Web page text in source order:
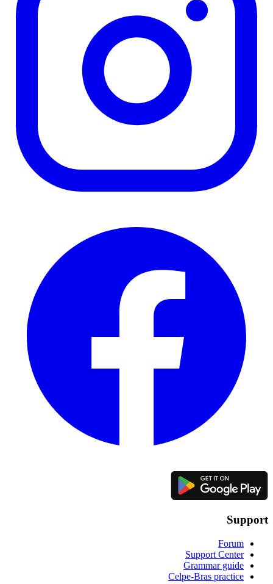
Support
Forum
Support Center
Grammar guide
Celpe-Bras practice